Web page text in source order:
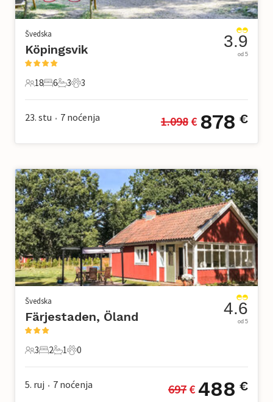
Švedska
Köpingsvik
18 Gosti
18
6 Spavaće sobe
6
3 Kupaonice
3
3 Kućni ljubimac
3
3.9
od 5
23. stu • 7 noćenja 1.098 € 878 €
Švedska
Färjestaden, Öland
3 Gosti
3
2 Spavaće sobe
2
1 Kupaonica
1
0 Kućni ljubimac
0
4.6
od 5
5. ruj • 7 noćenja 697 € 488 €